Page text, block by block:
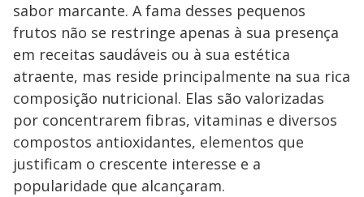
sabor marcante. A fama desses pequenos
frutos não se restringe apenas à sua presença
em receitas saudáveis ou à sua estética
atraente, mas reside principalmente na sua rica
composição nutricional. Elas são valorizadas
por concentrarem fibras, vitaminas e diversos
compostos antioxidantes, elementos que
justificam o crescente interesse e a
popularidade que alcançaram.